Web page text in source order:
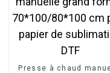
Presse à chaud